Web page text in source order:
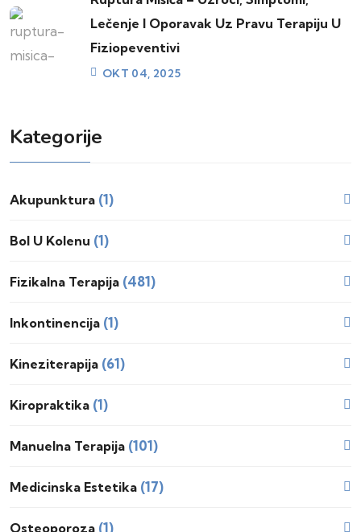
Lečenje I Oporavak Uz Pravu Terapiju U
Fiziopeventivi
OKT 04, 2025
Kategorije
Akupunktura (1)
Bol U Kolenu (1)
Fizikalna Terapija (481)
Inkontinencija (1)
Kineziterapija (61)
Kiropraktika (1)
Manuelna Terapija (101)
Medicinska Estetika (17)
Osteoporoza (1)